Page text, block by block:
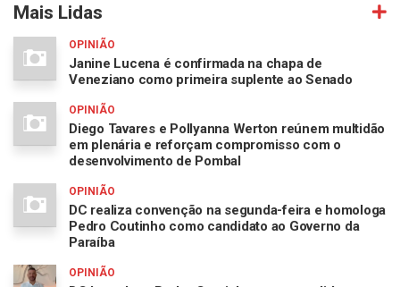
Mais Lidas
OPINIÃO
Janine Lucena é confirmada na chapa de
Veneziano como primeira suplente ao Senado
OPINIÃO
Diego Tavares e Pollyanna Werton reúnem multidão
em plenária e reforçam compromisso com o
desenvolvimento de Pombal
OPINIÃO
DC realiza convenção na segunda-feira e homologa
Pedro Coutinho como candidato ao Governo da
Paraíba
OPINIÃO